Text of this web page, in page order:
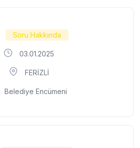
Soru Hakkında
03.01.2025
FERİZLİ
Belediye Encümeni